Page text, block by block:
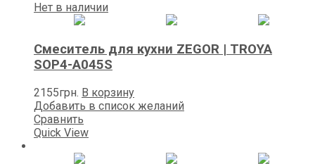
Нет в наличии
Смеситель для кухни ZEGOR | TROYA
SOP4-A045S
2155грн. В корзину
Добавить в список желаний
Сравнить
Quick View